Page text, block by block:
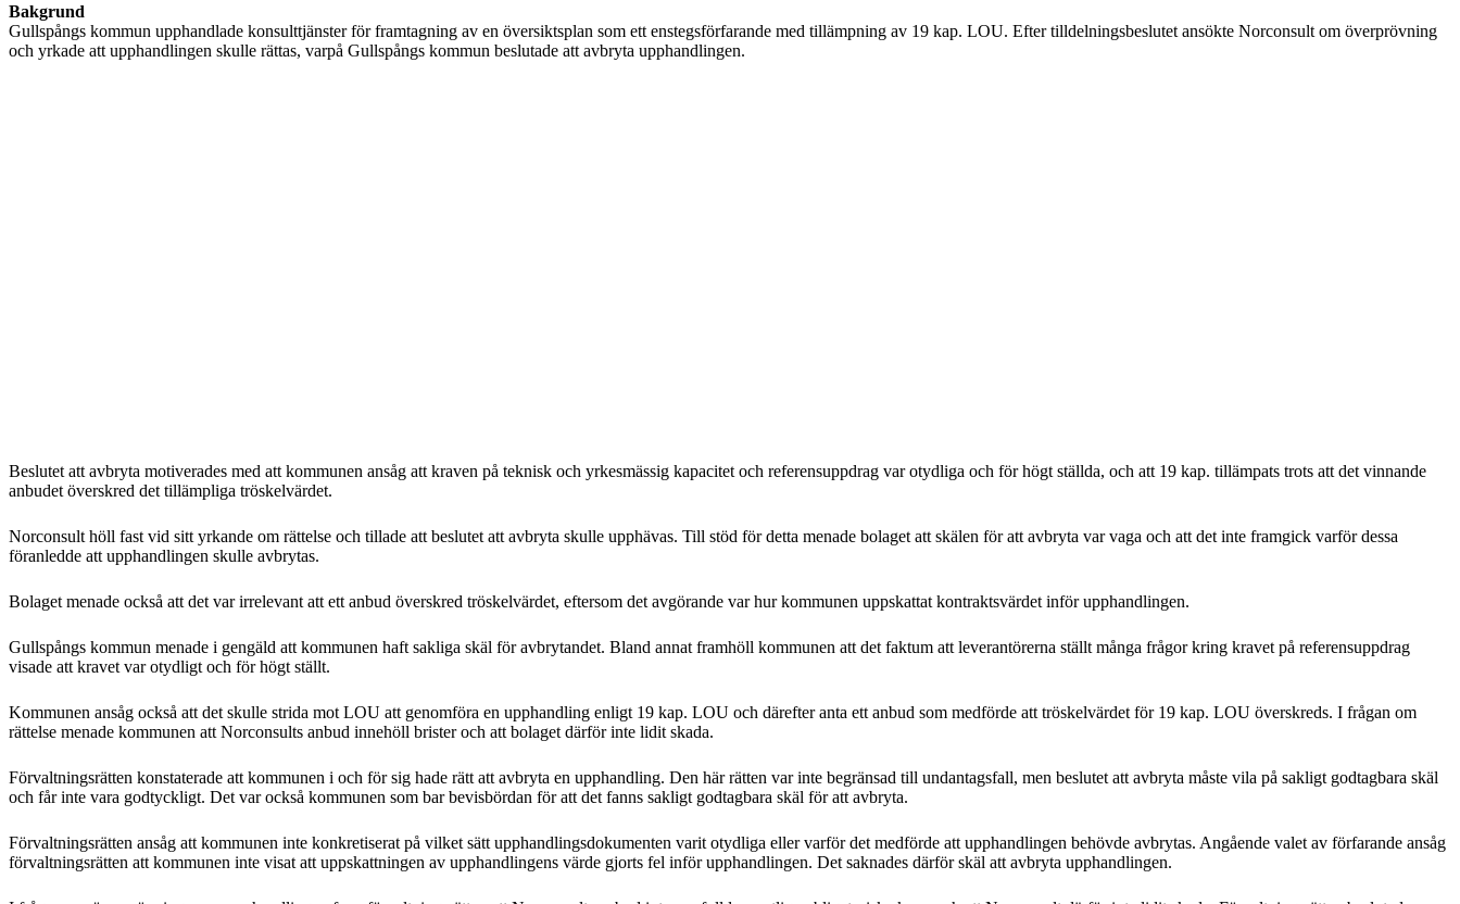
Bakgrund
Gullspångs kommun upphandlade konsulttjänster för framtagning av en översiktsplan som ett enstegsförfarande med tillämpning av 19 kap. LOU. Efter tilldelningsbeslutet ansökte Norconsult om överprövning
och yrkade att upphandlingen skulle rättas, varpå Gullspångs kommun beslutade att avbryta upphandlingen.
Beslutet att avbryta motiverades med att kommunen ansåg att kraven på teknisk och yrkesmässig kapacitet och referensuppdrag var otydliga och för högt ställda, och att 19 kap. tillämpats trots att det vinnande
anbudet överskred det tillämpliga tröskelvärdet.
Norconsult höll fast vid sitt yrkande om rättelse och tillade att beslutet att avbryta skulle upphävas. Till stöd för detta menade bolaget att skälen för att avbryta var vaga och att det inte framgick varför dessa
föranledde att upphandlingen skulle avbrytas.
Bolaget menade också att det var irrelevant att ett anbud överskred tröskelvärdet, eftersom det avgörande var hur kommunen uppskattat kontraktsvärdet inför upphandlingen.
Gullspångs kommun menade i gengäld att kommunen haft sakliga skäl för avbrytandet. Bland annat framhöll kommunen att det faktum att leverantörerna ställt många frågor kring kravet på referensuppdrag
visade att kravet var otydligt och för högt ställt.
Kommunen ansåg också att det skulle strida mot LOU att genomföra en upphandling enligt 19 kap. LOU och därefter anta ett anbud som medförde att tröskelvärdet för 19 kap. LOU överskreds. I frågan om
rättelse menade kommunen att Norconsults anbud innehöll brister och att bolaget därför inte lidit skada.
Förvaltningsrätten konstaterade att kommunen i och för sig hade rätt att avbryta en upphandling. Den här rätten var inte begränsad till undantagsfall, men beslutet att avbryta måste vila på sakligt godtagbara skäl
och får inte vara godtyckligt. Det var också kommunen som bar bevisbördan för att det fanns sakligt godtagbara skäl för att avbryta.
Förvaltningsrätten ansåg att kommunen inte konkretiserat på vilket sätt upphandlingsdokumenten varit otydliga eller varför det medförde att upphandlingen behövde avbrytas. Angående valet av förfarande ansåg
förvaltningsrätten att kommunen inte visat att uppskattningen av upphandlingens värde gjorts fel inför upphandlingen. Det saknades därför skäl att avbryta upphandlingen.